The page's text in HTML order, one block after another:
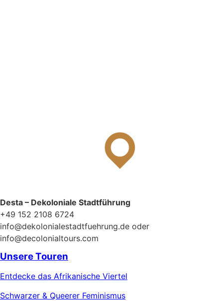
Desta – Dekoloniale Stadtführung
+49 152 2108 6724
info@dekolonialestadtfuehrung.de oder
info@decolonialtours.com
Unsere Touren
Entdecke das Afrikanische Viertel
Schwarzer & Queerer Feminismus